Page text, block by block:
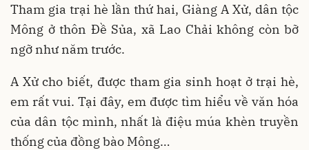
Tham gia trại hè lần thứ hai, Giàng A Xử, dân tộc
Mông ở thôn Đề Sủa, xã Lao Chải không còn bỡ
ngỡ như năm trước.
A Xử cho biết, được tham gia sinh hoạt ở trại hè,
em rất vui. Tại đây, em được tìm hiểu về văn hóa
của dân tộc mình, nhất là điệu múa khèn truyền
thống của đồng bào Mông…